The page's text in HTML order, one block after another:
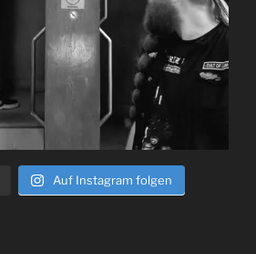
Auf Instagram folgen